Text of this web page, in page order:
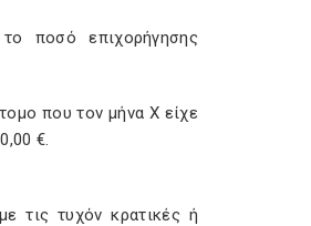
ποσό επιχορήγησης
που τον μήνα Χ είχε
€.
τις τυχόν κρατικές ή